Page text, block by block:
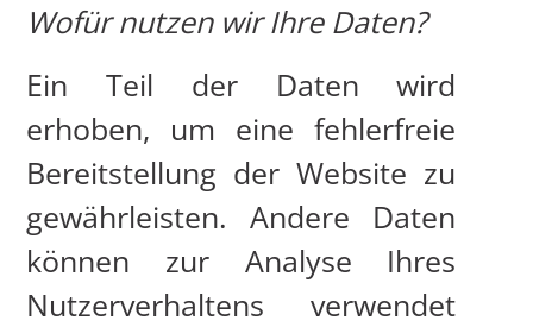
Wofür nutzen wir Ihre Daten?
Ein Teil der Daten wird
erhoben, um eine fehlerfreie
Bereitstellung der Website zu
gewährleisten. Andere Daten
können zur Analyse Ihres
Nutzerverhaltens verwendet